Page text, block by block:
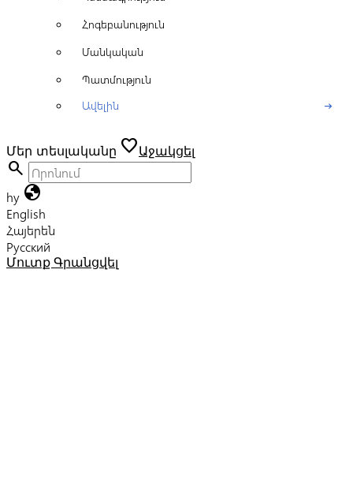
Հոգեբանություն
Մանկական
Պատմություն
Ավելին
arrow_right_alt
Մեր տեսլականը favoriteԱջակցել
search
hy globe
English
Հայերեն
Русский
Մուտք Գրանցվել